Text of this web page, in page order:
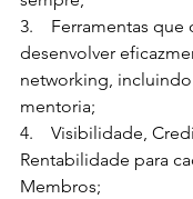
3.    Ferramentas
desenvolver
networking,
mentoria;
4.    Visibilidade,
Rentabilidade para
Membros;